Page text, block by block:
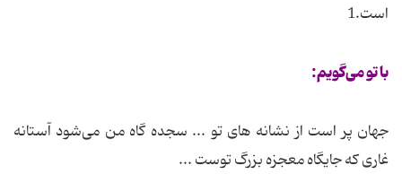
است.1
با تو می‌گویم:
جهان پر است از نشانه های تو ... سجده گاه من می‌شود آستانه
غاری که جایگاه معجزه بزرگ توست ...